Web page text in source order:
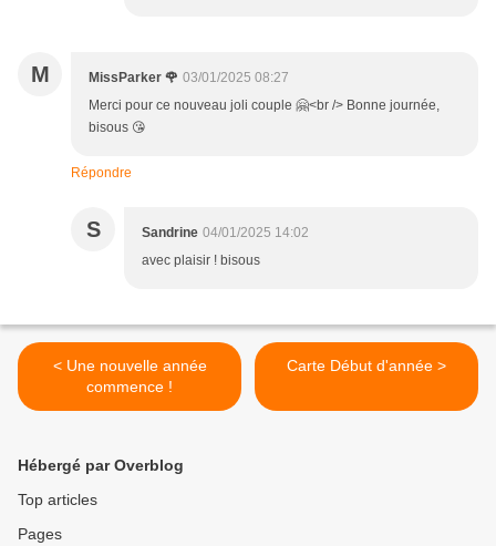
M MissParker 🌹 03/01/2025 08:27
Merci pour ce nouveau joli couple 🤗<br /> Bonne journée,
bisous 😘
Répondre
S Sandrine 04/01/2025 14:02
avec plaisir ! bisous
< Une nouvelle année
commence !
Carte Début d'année >
Hébergé par Overblog
Top articles
Pages